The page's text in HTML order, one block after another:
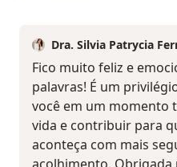
Dra. Silvia Patrycia
Fico muito feliz e
palavras! É um
você em um momento
vida e contribuir para
aconteça com mais